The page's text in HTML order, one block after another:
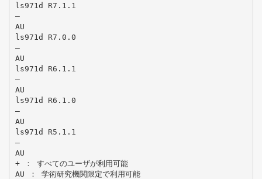
ls971d R7.1.1
―
AU
ls971d R7.0.0
―
AU
ls971d R6.1.1
―
AU
ls971d R6.1.0
―
AU
ls971d R5.1.1
―
AU
+ ： すべてのユーザが利用可能
AU ： 学術研究機関限定で利用可能